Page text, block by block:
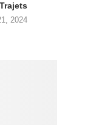
2024